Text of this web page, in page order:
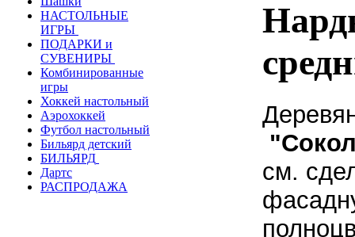
НАСТОЛЬНЫЕ
ИГРЫ
ПОДАРКИ и
СУВЕНИРЫ
Комбинированные
игры
Хоккей настольный
Аэрохоккей
Футбол настольный
Бильярд детский
БИЛЬЯРД
Дартс
РАСПРОДАЖА
см.